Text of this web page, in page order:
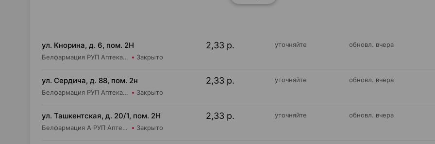
ул. Кнорина, д. 6, пом. 2Н
Белфармация РУП Аптека №37 Закрыто
2,33 р. уточняйте обновл. вчера
ул. Сердича, д. 88, пом. 2н
Белфармация РУП Аптека №79 Закрыто
2,33 р. уточняйте обновл. вчера
ул. Ташкентская, д. 20/1, пом. 2Н
Белфармация А РУП Аптека №45 Закрыто
2,33 р. уточняйте обновл. вчера